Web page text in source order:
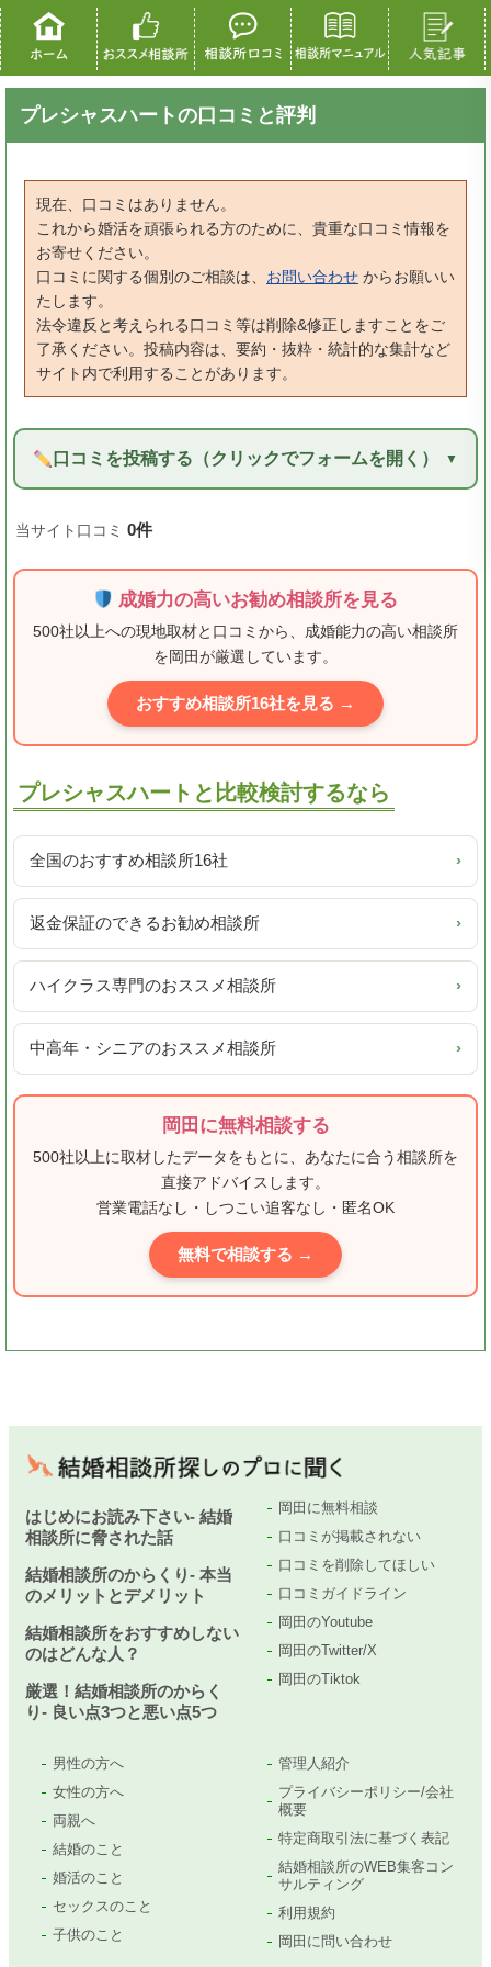
プレシャスハートの口コミと評判
現在、口コミはありません。
これから婚活を頑張られる方のために、貴重な口コミ情報を
お寄せください。
口コミに関する個別のご相談は、 お問い合わせ からお願いい
たします。
法令違反と考えられる口コミ等は削除&修正しますことをご
了承ください。投稿内容は、要約・抜粋・統計的な集計など
サイト内で利用することがあります。
口コミを投稿する（クリックでフォームを開く）
当サイト口コミ 0件
成婚力の高いお勧め相談所を見る
500社以上への現地取材と口コミから、成婚能力の高い相談所
を岡田が厳選しています。
おすすめ相談所16社を見る →
プレシャスハートと比較検討するなら
全国のおすすめ相談所16社 ›
返金保証のできるお勧め相談所 ›
ハイクラス専門のおススメ相談所 ›
中高年・シニアのおススメ相談所 ›
岡田に無料相談する
500社以上に取材したデータをもとに、あなたに合う相談所を
直接アドバイスします。
営業電話なし・しつこい追客なし・匿名OK
無料で相談する →
はじめにお読み下さい- 結婚
相談所に脅された話
結婚相談所のからくり- 本当
のメリットとデメリット
結婚相談所をおすすめしない
のはどんな人？
厳選！結婚相談所のからく
り- 良い点3つと悪い点5つ
岡田に無料相談
口コミが掲載されない
口コミを削除してほしい
口コミガイドライン
岡田のYoutube
岡田のTwitter/X
岡田のTiktok
男性の方へ
女性の方へ
両親へ
結婚のこと
婚活のこと
セックスのこと
子供のこと
管理人紹介
プライバシーポリシー/会社
概要
特定商取引法に基づく表記
結婚相談所のWEB集客コン
サルティング
利用規約
岡田に問い合わせ